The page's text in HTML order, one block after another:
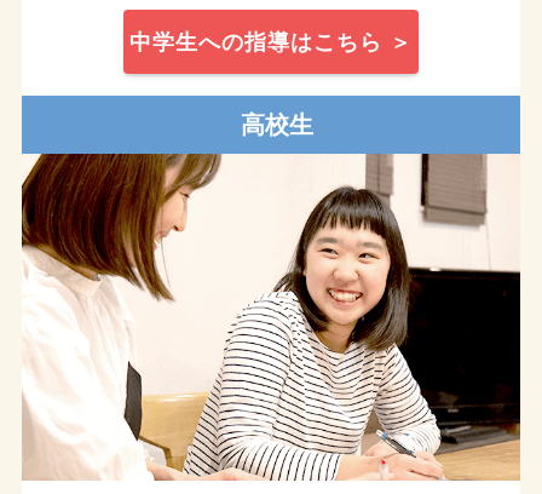
中学生への指導はこちら ＞
高校生